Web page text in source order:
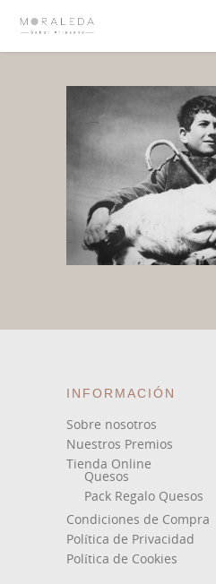
INFORMACIÓN
Sobre nosotros
Nuestros Premios
Tienda Online
Quesos
Pack Regalo Quesos
Condiciones de Compra
Política de Privacidad
Política de Cookies